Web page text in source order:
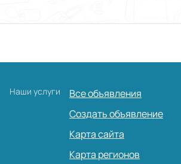
Наши услуги
Все объявления
Создать объявление
Карта сайта
Карта регионов